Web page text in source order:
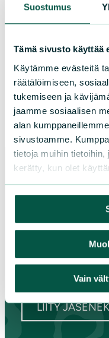
Suostumus
Tämä sivusto käyttää
Käytämme evästeitä
räätälöimiseen,
tukemiseen ja
jaamme sosiaalisen
alan
sivustoamme.
tietoja muihin tietoihin,
kerätty, kun olet
Vain
Keravan
kerava@sll.fi
Facebook Instagram
Tule
Piirit ja yhdistykset
LIITY